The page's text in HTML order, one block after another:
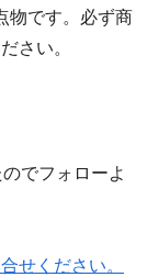
物です。必ず商
さい。
でフォローよ
せください。